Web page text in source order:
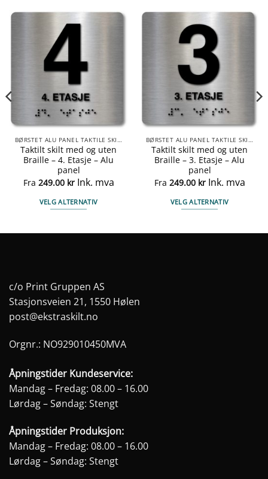
BØRSTET ALU PANEL TAKTILE SKILTER
Taktilt skilt med og uten
Braille – 4. Etasje – Alu
panel
Fra 249.00 kr Ink. mva
VELG ALTERNATIV
kan
velges
på
BØRSTET ALU PANEL TAKTILE SKILTER
Taktilt skilt med og uten
Braille – 3. Etasje – Alu
panel
Fra 249.00 kr Ink. mva
VELG ALTERNATIV
c/o Print Gruppen AS
Stasjonsveien 21, 1550 Hølen
post@ekstraskilt.no
Orgnr.: NO929010450MVA
Åpningstider Kundeservice:
Mandag – Fredag: 08.00 – 16.00
Lørdag – Søndag: Stengt
Åpningstider Produksjon:
Mandag – Fredag: 08.00 – 16.00
Lørdag – Søndag: Stengt